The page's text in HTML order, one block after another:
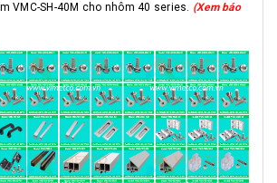
VMC-SH-40M cho nhôm 40 series. (Xem báo